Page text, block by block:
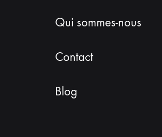
Qui sommes-nous
Contact
Blog